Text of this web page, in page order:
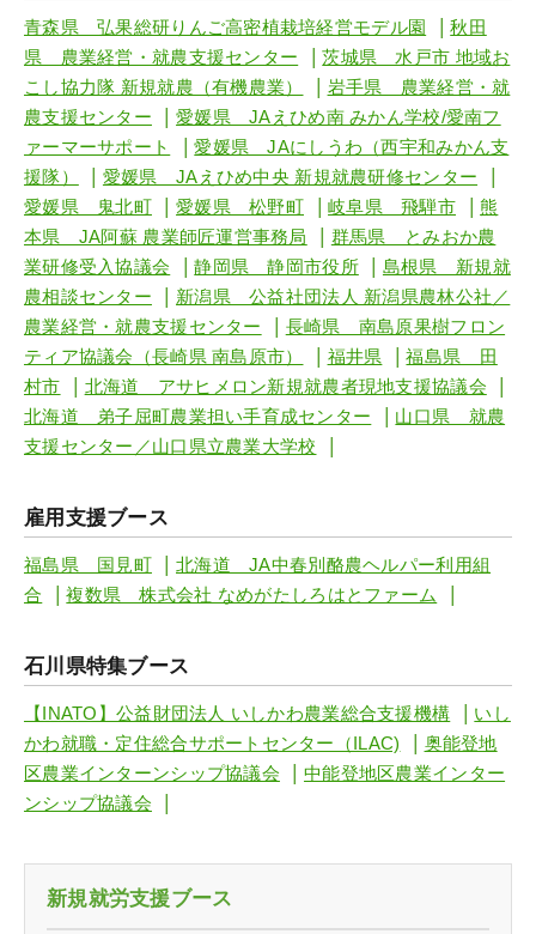
青森県 弘果総研りんご高密植栽培経営モデル園
秋田
県 農業経営・就農支援センター
茨城県 水戸市 地域お
こし協力隊 新規就農（有機農業）
岩手県 農業経営・就
農支援センター
愛媛県 JAえひめ南 みかん学校/愛南フ
ァーマーサポート
愛媛県 JAにしうわ（西宇和みかん支
援隊）
愛媛県 JAえひめ中央 新規就農研修センター
愛媛県 鬼北町 愛媛県 松野町 岐阜県 飛騨市
熊
本県 JA阿蘇 農業師匠運営事務局
群馬県 とみおか農
業研修受入協議会
静岡県 静岡市役所
島根県 新規就
農相談センター
新潟県 公益社団法人 新潟県農林公社／
農業経営・就農支援センター
長崎県 南島原果樹フロン
ティア協議会（長崎県 南島原市）
福井県
福島県 田
村市
北海道 アサヒメロン新規就農者現地支援協議会
北海道 弟子屈町農業担い手育成センター
山口県 就農
支援センター／山口県立農業大学校
雇用支援ブース
福島県 国見町
北海道 JA中春別酪農ヘルパー利用組
合
複数県 株式会社 なめがたしろはとファーム
石川県特集ブース
【INATO】公益財団法人 いしかわ農業総合支援機構
いし
かわ就職・定住総合サポートセンター（ILAC)
奥能登地
区農業インターンシップ協議会
中能登地区農業インター
ンシップ協議会
新規就労支援ブース